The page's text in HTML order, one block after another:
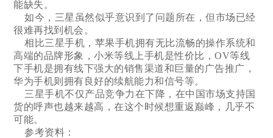
能缺失。
如今，三星虽然似乎意识到了问题所在，但市场已经
很难再找到机会。
相比三星手机，苹果手机拥有无比流畅的操作系统和
高端的品牌形象，小米等线上手机是性价比，OV等线
下手机是拥有线下强大的销售渠道和巨量的广告推广，
华为手机则拥有良好的续航能力和信号等。
三星手机不仅产品竞争力在下降，在中国市场支持国
货的呼声也越来越高，在这个时候想重返巅峰，几乎不
可能。
参考资料：